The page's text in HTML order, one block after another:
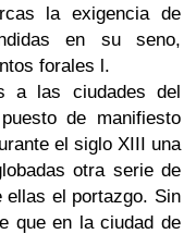
la exigencia de
en su seno,
forales l.
a las ciudades del
de manifiesto
el siglo XIII una
otra serie de
ellas el portazgo. Sin
que en la ciudad de